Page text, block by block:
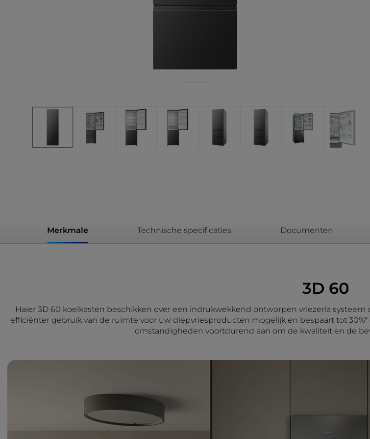
Merkmale Technische specificaties Documenten
3D 60
Haier 3D 60 koelkasten beschikken over een indrukwekkend ontworpen vriezerla
efficiënter gebruik van de ruimte voor uw diepvriesproducten mogelijk en bespaart tot
omstandigheden voortdurend aan om de kwaliteit en de